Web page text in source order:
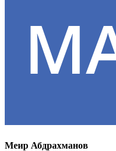
Меир Абдрахманов